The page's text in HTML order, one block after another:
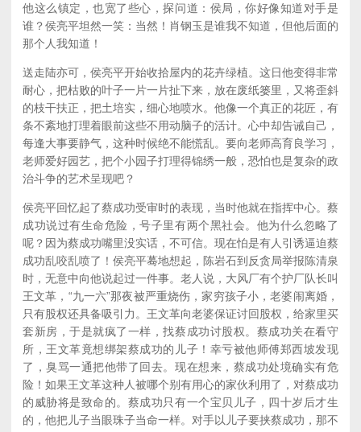
他这么镇定，也宽了些心，探问道：侯局，你好像知道对手是
谁？侯亮平坦然一笑：当然！肖钢玉是谁我不知道，但他后面的
那个人我知道！
送走陆亦可，侯亮平开始收拾屋内的花卉绿植。这日他变得非常
耐心，把枯败的叶子一片一片扯下来，放在废纸篓里，又将歪斜
的枝干扶正，把土培实，细心地喷水。他像一个真正的花匠，有
条不紊地打理着眼前这些不用动脑子的活计。心中却告诫自己，
每逢大事要静气，这种时候绝不能慌乱。要向老师高育良学习，
老师爱好园艺，把个小园子打理得锦绣一般，恐怕也是复杂的政
治斗争的艺术呈现吧？
侯亮平回忆起了蔡成功受审时的表现，当时他就在指挥中心。蔡
成功说过有生命危险，号子里有两个黑社会。他为什么忽略了
呢？因为蔡成功嘴里没实话，不可信。现在怕是有人引诱逼迫蔡
成功乱咬乱喷了！侯亮平蓦地想起，陈岩石到反贪局举报陈清泉
时，无意中向他说起过一件事。老人说，大风厂有个护厂队长叫
王文革，“九一六”那夜被严重烧伤，家穷孩子小，老婆闹离婚，
只有股权还具备吸引力。王文革向老婆保证讨回股权，给家里买
套新房，于是就疯了一样，找蔡成功讨股权。蔡成功关在看守
所，王文革竟想绑架蔡成功的儿子！幸亏被他师傅郑西坡发现
了，臭骂一通把他带了回去。现在想来，蔡成功处境确实有危
险！如果王文革这种人被哪个别有用心的家伙利用了，对蔡成功
的威胁将是致命的。蔡成功只有一个宝贝儿子，四十岁后才生
的，他把儿子当眼珠子当命一样。对手以儿子要挟蔡成功，那不